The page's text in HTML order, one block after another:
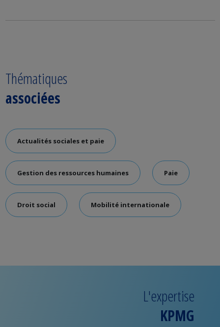
Thématiques
associées
Actualités sociales et paie
Gestion des ressources humaines Paie
Droit social Mobilité internationale
L'expertise
KPMG